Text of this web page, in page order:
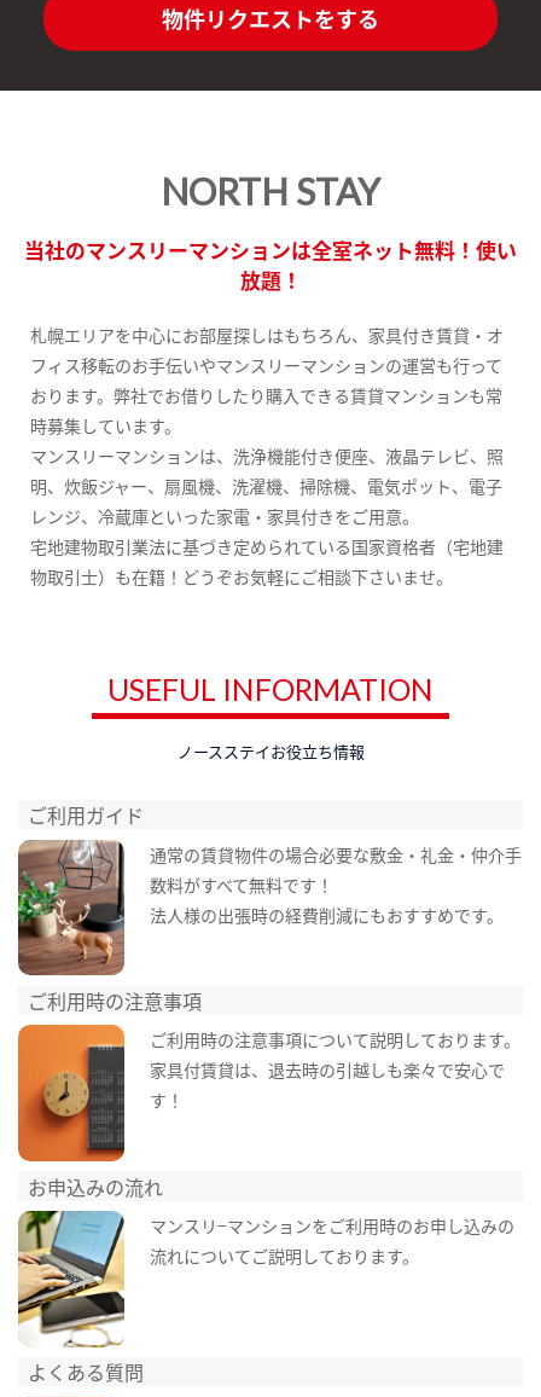
物件リクエストをする
NORTH STAY
当社のマンスリーマンションは全室ネット無料！使い
放題！
札幌エリアを中心にお部屋探しはもちろん、家具付き賃貸・オ
フィス移転のお手伝いやマンスリーマンションの運営も行って
おります。弊社でお借りしたり購入できる賃貸マンションも常
時募集しています。
マンスリーマンションは、洗浄機能付き便座、液晶テレビ、照
明、炊飯ジャー、扇風機、洗濯機、掃除機、電気ポット、電子
レンジ、冷蔵庫といった家電・家具付きをご用意。
宅地建物取引業法に基づき定められている国家資格者（宅地建
物取引士）も在籍！どうぞお気軽にご相談下さいませ。
USEFUL INFORMATION
ノースステイお役立ち情報
ご利用ガイド
通常の賃貸物件の場合必要な敷金・礼金・仲介手
数料がすべて無料です！
法人様の出張時の経費削減にもおすすめです。
ご利用時の注意事項
ご利用時の注意事項について説明しております。
家具付賃貸は、退去時の引越しも楽々で安心で
す！
お申込みの流れ
マンスリ−マンションをご利用時のお申し込みの
流れについてご説明しております。
よくある質問